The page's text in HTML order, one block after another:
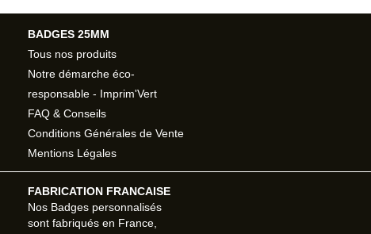
BADGES 25MM
Tous nos produits
Notre démarche éco-
responsable - Imprim'Vert
FAQ & Conseils
Conditions Générales de Vente
Mentions Légales
FABRICATION FRANCAISE
Nos Badges personnalisés
sont fabriqués en France,